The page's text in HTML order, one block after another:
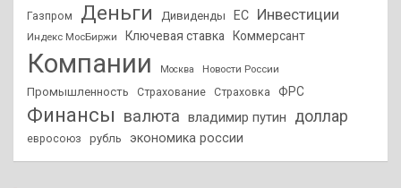
Газпром Деньги Дивиденды ЕС Инвестиции
Индекс МосБиржи Ключевая ставка Коммерсант
Компании Москва Новости России
Промышленность Страхование Страховка ФРС
Финансы валюта владимир путин доллар
евросоюз рубль экономика россии